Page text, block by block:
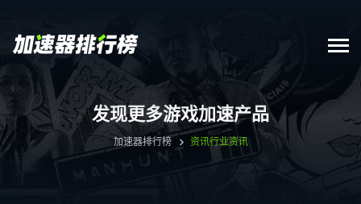
发现更多游戏加速产品
加速器排行榜 资讯行业资讯